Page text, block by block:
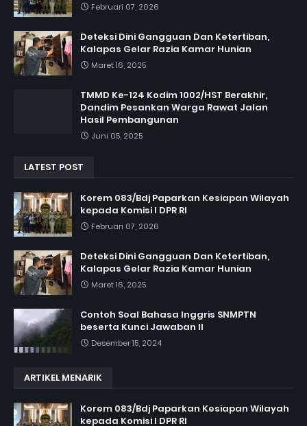
Februari 07, 2026
Deteksi Dini Gangguan Dan Ketertiban,
Kalapas Gelar Razia Kamar Hunian
Maret 16, 2025
TMMD Ke-124 Kodim 1002/HST Berakhir,
Dandim Pesankan Warga Rawat Jalan
Hasil Pembangunan
Juni 05, 2025
LATEST POST
Korem 083/Bdj Paparkan Kesiapan Wilayah
kepada Komisi I DPR RI
Februari 07, 2026
Deteksi Dini Gangguan Dan Ketertiban,
Kalapas Gelar Razia Kamar Hunian
Maret 16, 2025
Contoh Soal Bahasa Inggris SNMPTN
beserta Kunci Jawaban II
Desember 15, 2024
ARTIKEL MENARIK
Korem 083/Bdj Paparkan Kesiapan Wilayah
kepada Komisi I DPR RI